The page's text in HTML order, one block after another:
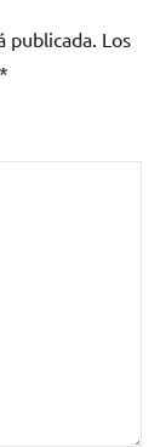
publicada. Los
*